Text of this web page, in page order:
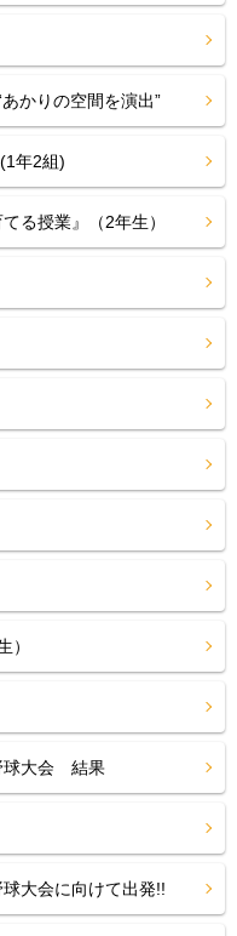
かりの空間を演出”
年2組)
る授業』（2年生）
）
球大会 結果
大会に向けて出発!!